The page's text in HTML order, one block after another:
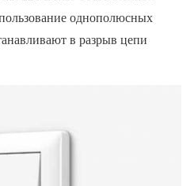
однополюсных
в разрыв цепи